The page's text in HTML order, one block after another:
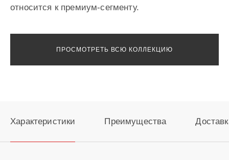
относится к премиум-сегменту.
ПРОСМОТРЕТЬ ВСЮ КОЛЛЕКЦИЮ
Характеристики Преимущества